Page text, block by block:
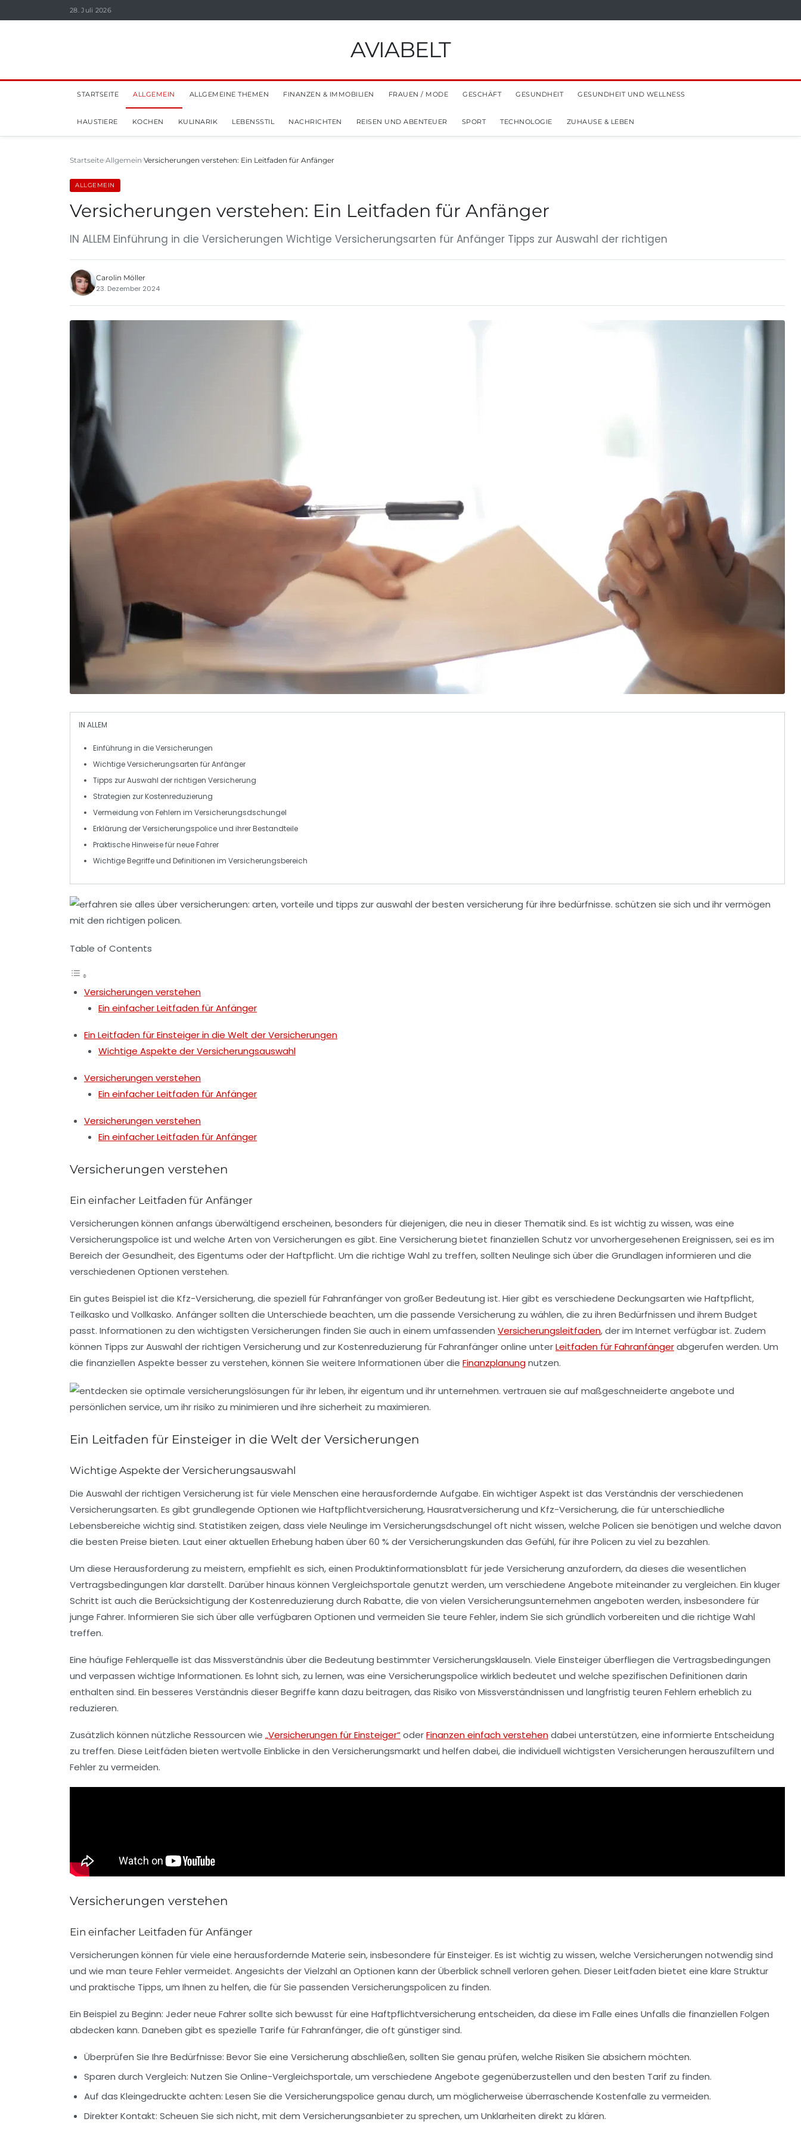
28. Juli 2026
AVIABELT
STARTSEITE ALLGEMEIN ALLGEMEINE THEMEN FINANZEN & IMMOBILIEN FRAUEN / MODE GESCHÄFT GESUNDHEIT GESUNDHEIT UND WELLNESS
HAUSTIERE KOCHEN KULINARIK LEBENSSTIL NACHRICHTEN REISEN UND ABENTEUER SPORT TECHNOLOGIE ZUHAUSE & LEBEN
Startseite Allgemein Versicherungen verstehen: Ein Leitfaden für Anfänger
ALLGEMEIN
Versicherungen verstehen: Ein Leitfaden für Anfänger
IN ALLEM Einführung in die Versicherungen Wichtige Versicherungsarten für Anfänger Tipps zur Auswahl der richtigen
Carolin Möller
23. Dezember 2024
IN ALLEM
Einführung in dieVersicherungen
WichtigeVersicherungsarten für Anfänger
Tipps zur Auswahl derrichtigen Versicherung
Strategien zurKostenreduzierung
Vermeidung von Fehlern im Versicherungsdschungel
Erklärung derVersicherungspoliceund ihrer Bestandteile
PraktischeHinweisefür neue Fahrer
WichtigeBegriffeund Definitionen im Versicherungsbereich
Table of Contents
Versicherungen verstehen
Ein einfacher Leitfaden für Anfänger
Ein Leitfaden für Einsteiger in die Welt der Versicherungen
Wichtige Aspekte der Versicherungsauswahl
Versicherungen verstehen
Ein einfacher Leitfaden für Anfänger
Versicherungen verstehen
Ein einfacher Leitfaden für Anfänger
Versicherungen verstehen
Ein einfacher Leitfaden für Anfänger
Versicherungen können anfangs überwältigend erscheinen, besonders für diejenigen, die neu in dieser Thematik sind. Es ist wichtig zu wissen, was eine
Versicherungspolice ist und welche Arten von Versicherungen es gibt. Eine Versicherung bietet finanziellen Schutz vor unvorhergesehenen Ereignissen, sei es im
Bereich der Gesundheit, des Eigentums oder der Haftpflicht. Um die richtige Wahl zu treffen, sollten Neulinge sich über die Grundlagen informieren und die
verschiedenen Optionen verstehen.
Ein gutes Beispiel ist die Kfz-Versicherung, die speziell für Fahranfänger von großer Bedeutung ist. Hier gibt es verschiedene Deckungsarten wie Haftpflicht,
Teilkasko und Vollkasko. Anfänger sollten die Unterschiede beachten, um die passende Versicherung zu wählen, die zu ihren Bedürfnissen und ihrem Budget
passt. Informationen zu den wichtigsten Versicherungen finden Sie auch in einem umfassenden Versicherungsleitfaden, der im Internet verfügbar ist. Zudem
können Tipps zur Auswahl der richtigen Versicherung und zur Kostenreduzierung für Fahranfänger online unterLeitfaden für Fahranfängerabgerufen werden. Um
die finanziellen Aspekte besser zu verstehen, können Sie weitere Informationen über die Finanzplanungnutzen.
Ein Leitfaden für Einsteiger in die Welt der Versicherungen
Wichtige Aspekte der Versicherungsauswahl
Die Auswahl der richtigen Versicherung ist für viele Menschen eine herausfordernde Aufgabe. Ein wichtiger Aspekt ist das Verständnis der verschiedenen
Versicherungsarten. Es gibt grundlegende Optionen wie Haftpflichtversicherung,Hausratversicherung und Kfz-Versicherung, die für unterschiedliche
Lebensbereiche wichtig sind. Statistiken zeigen, dass viele Neulinge im Versicherungsdschungel oft nicht wissen, welche Policen sie benötigen und welche davon
die besten Preise bieten. Laut einer aktuellen Erhebung haben über 60 % der Versicherungskunden das Gefühl, für ihre Policen zu viel zu bezahlen.
Um diese Herausforderung zu meistern, empfiehlt es sich, einen Produktinformationsblatt für jede Versicherung anzufordern, da dieses die wesentlichen
Vertragsbedingungen klar darstellt. Darüber hinaus können Vergleichsportale genutzt werden, um verschiedene Angebote miteinander zu vergleichen. Ein kluger
Schritt ist auch die Berücksichtigung derKostenreduzierung durch Rabatte, die von vielen Versicherungsunternehmen angeboten werden, insbesondere für
junge Fahrer. Informieren Sie sich über alle verfügbaren Optionen und vermeiden Sie teure Fehler, indem Sie sich gründlich vorbereiten und die richtige Wahl
treffen.
Eine häufige Fehlerquelle ist das Missverständnis über die Bedeutung bestimmter Versicherungsklauseln. Viele Einsteiger überfliegen die Vertragsbedingungen
und verpassen wichtige Informationen. Es lohnt sich, zu lernen, was eine Versicherungspolice wirklich bedeutet und welche spezifischen Definitionen darin
enthalten sind. Ein besseres Verständnis dieser Begriffe kann dazu beitragen, das Risiko von Missverständnissen und langfristig teuren Fehlern erheblich zu
reduzieren.
Zusätzlich können nützliche Ressourcen wie „Versicherungen für Einsteiger“ oderFinanzen einfach verstehendabei unterstützen, eine informierte Entscheidung
zu treffen. Diese Leitfäden bieten wertvolle Einblicke in den Versicherungsmarkt und helfen dabei, die individuell wichtigsten Versicherungen herauszufiltern und
Fehler zu vermeiden.
Versicherungen verstehen
Ein einfacher Leitfaden für Anfänger
Versicherungen können für viele eine herausfordernde Materie sein, insbesondere fürEinsteiger. Es ist wichtig zu wissen, welche Versicherungen notwendig sind
und wie man teure Fehlervermeidet. Angesichts der Vielzahl an Optionen kann der Überblick schnell verloren gehen. Dieser Leitfaden bietet eine klare Struktur
und praktische Tipps, um Ihnen zu helfen, die für Sie passenden Versicherungspolicen zu finden.
Ein Beispiel zu Beginn: Jeder neue Fahrersollte sich bewusst für eine Haftpflichtversicherung entscheiden, da diese im Falle eines Unfalls die finanziellen Folgen
abdecken kann. Daneben gibt es spezielle Tarife für Fahranfänger, die oft günstiger sind.
Überprüfen Sie Ihre Bedürfnisse: Bevor Sie eine Versicherung abschließen, sollten Sie genau prüfen, welche Risiken Sie absichern möchten.
Sparen durch Vergleich: Nutzen Sie Online-Vergleichsportale, um verschiedene Angebote gegenüberzustellen und den besten Tarif zu finden.
Auf das Kleingedruckte achten: Lesen Sie die Versicherungspolice genau durch, um möglicherweise überraschende Kostenfalle zu vermeiden.
Direkter Kontakt: Scheuen Sie sich nicht, mit dem Versicherungsanbieter zu sprechen, um Unklarheiten direkt zu klären.